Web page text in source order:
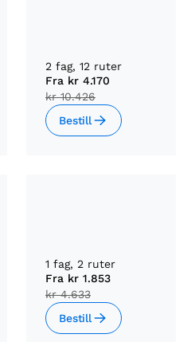
2 fag, 12 ruter
Fra kr 4.170
kr 10.426
Bestill
1 fag, 2 ruter
Fra kr 1.853
kr 4.633
Bestill